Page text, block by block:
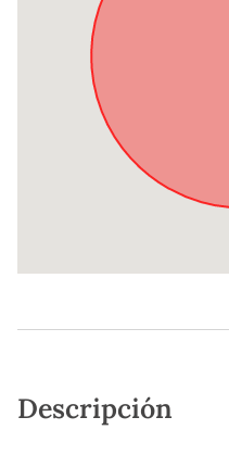
Descripción